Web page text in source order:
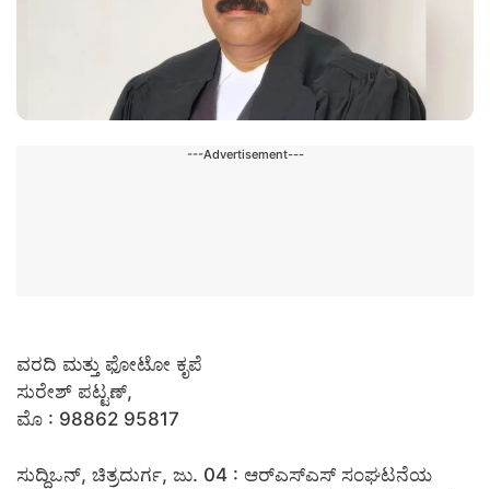
---Advertisement---
ವರದಿ ಮತ್ತು ಫೋಟೋ ಕೃಪೆ
ಸುರೇಶ್ ಪಟ್ಟಣ್,
ಮೊ : 98862 95817
ಸುದ್ದಿಒನ್, ಚಿತ್ರದುರ್ಗ, ಜು. 04 : ‌ಆರ್‍ಎಸ್‍ಎಸ್ ಸಂಘಟನೆಯ